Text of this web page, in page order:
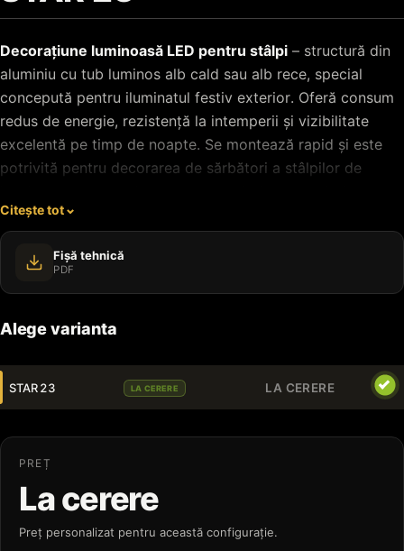
Decorațiune luminoasă LED pentru stâlpi – structură din
aluminiu cu tub luminos alb cald sau alb rece, special
concepută pentru iluminatul festiv exterior. Oferă consum
redus de energie, rezistență la intemperii și vizibilitate
excelentă pe timp de noapte. Se montează rapid și este
potrivită pentru decorarea de sărbători a stâlpilor de
parcuri.
Citește tot
Fișă tehnică
PDF
Alege varianta
STAR 23 LA CERERE LA CERERE
PREȚ
La cerere
Preț personalizat pentru această configurație.